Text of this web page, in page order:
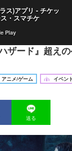
億円を突破！映
ザード』超え
アニメ/ゲーム
イベン
送る
ス)アプリ - チケッ
・スマチケ
Play